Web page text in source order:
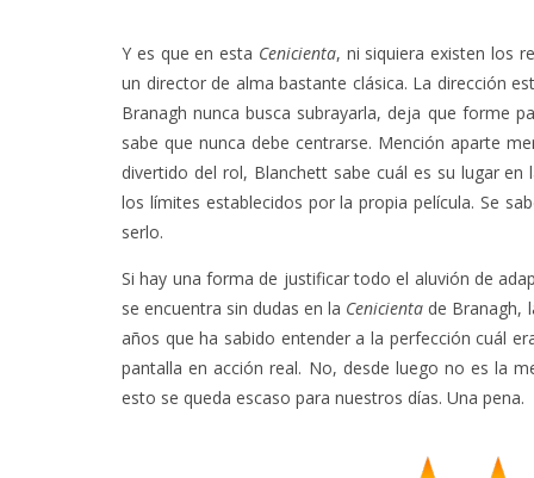
Y es que en esta Cenicienta, ni siquiera existen los
un director de alma bastante clásica. La dirección
Branagh nunca busca subrayarla, deja que forme
sabe que nunca debe centrarse. Mención aparte
divertido del rol, Blanchett sabe cuál es su lugar
los límites establecidos por la propia película. Se
serlo.
Si hay una forma de justificar todo el aluvión de
se encuentra sin dudas en la Cenicienta de Branagh,
años que ha sabido entender a la perfección cuál
pantalla en acción real. No, desde luego no es la
esto se queda escaso para nuestros días. Una pena.